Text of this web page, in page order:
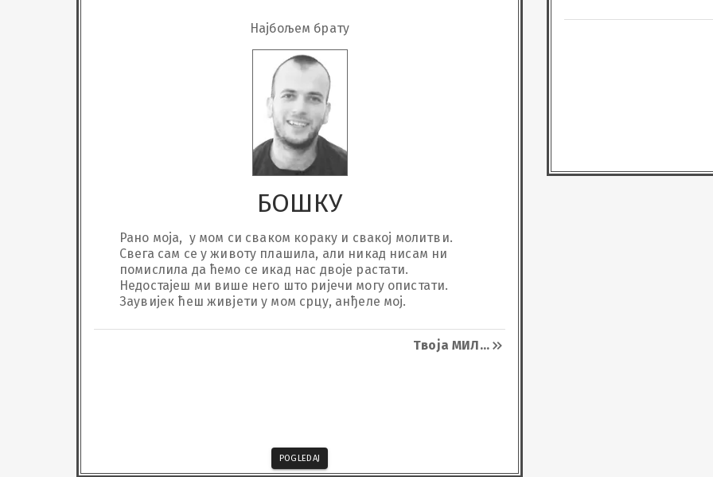
Најбољем брату
БОШКУ
Рано моја,  у мом си сваком кораку и свакој молитви.
Свега сам се у животу плашила, али никад нисам ни
помислила да ћемо се икад нас двоје растати.
Недостајеш ми више него што ријечи могу опистати.
Заувијек ћеш живјети у мом срцу, анђеле мој.
Твоја МИЛ...
POGLEDAJ